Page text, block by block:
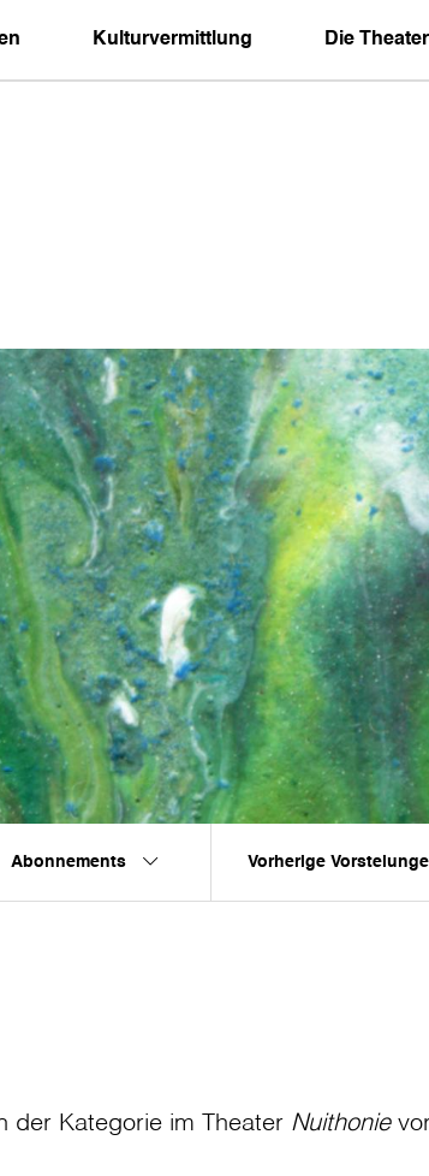
Kulturvermittlung Die Theater
Abonnements Vorherige
der Kategorie im Theater Nuithonie